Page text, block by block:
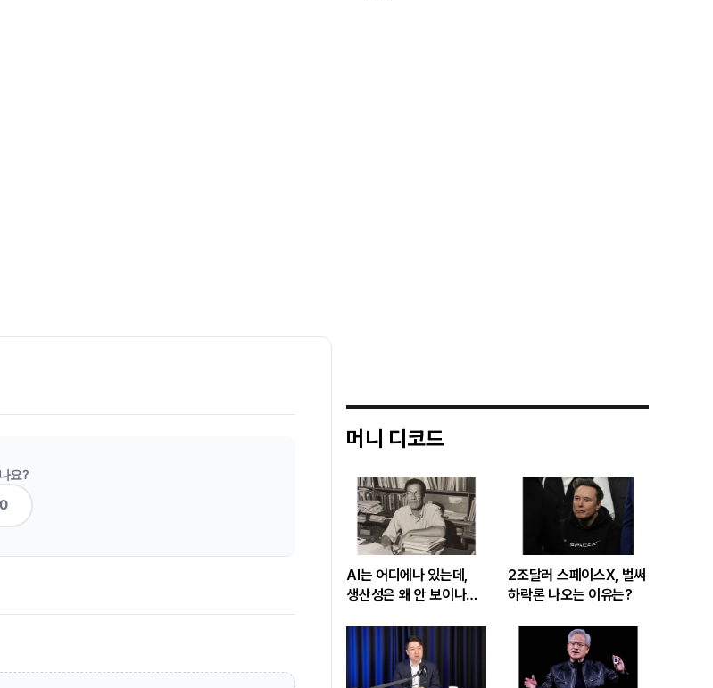
머니 디코드
AI는 어디에나 있는데,
생산성은 왜 안 보이나…
‘솔로우 패러독스’
2조달러 스페이스X, 벌써
하락론 나오는 이유는?
요?
0